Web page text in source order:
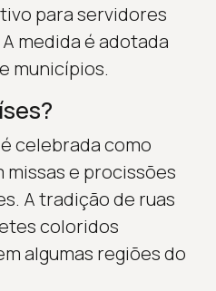
para servidores
medida é adotada
municípios.
celebrada como
missas e procissões
A tradição de ruas
coloridos
algumas regiões do